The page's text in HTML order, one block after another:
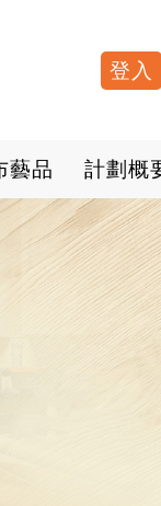
登入
藝品 計劃概